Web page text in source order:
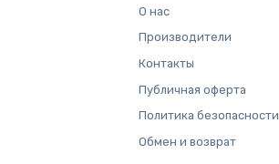
О нас
Производители
Контакты
Публичная оферта
Политика безопасности
Обмен и возврат